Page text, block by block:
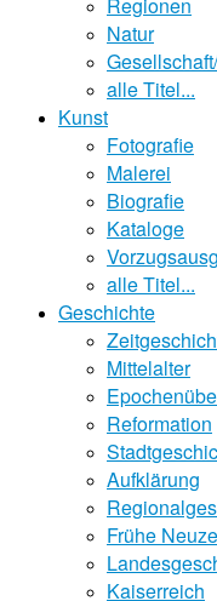
Natur
alle Titel...
Kunst
Fotografie
Malerei
Biografie
Kataloge
alle Titel...
Geschichte
Mittelalter
Reformation
Aufklärung
Frühe
Kaiserreich